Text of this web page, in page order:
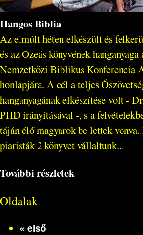
Hangos Biblia
Az elmúlt héten elkészült és
és az Ozeás könyvének hanganyaga
Nemzetközi Biblikus Konferencia
honlapjára. A cél a teljes
hanganyagának elkészítése volt -
PHD irányításával -, s a
táján élő magyarok be lettek
piaristák 2 könyvet vállaltunk...
További részletek
Oldalak
« első